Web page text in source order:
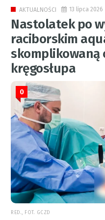
AKTUALNOŚCI 13 lipca 2026
Nastolatek po
raciborskim
skomplikowaną
kręgosłupa
0
RED., FOT. GCZD